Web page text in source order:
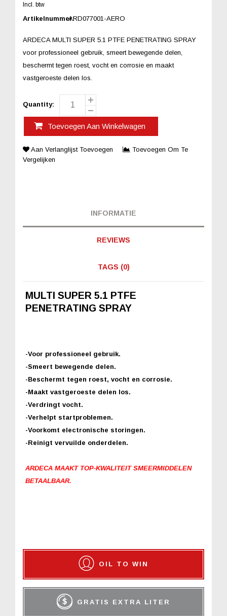
Incl. btw
Artikelnummer:ARD077001-AERO
ARDECA MULTI SUPER 5.1 PTFE PENETRATING SPRAY
voor professioneel gebruik, smeert bewegende delen,
beschermt tegen roest, vocht en corrosie en maakt
vastgeroeste delen los.
Quantity:
Toevoegen Aan Winkelwagen
Aan Verlanglijst Toevoegen
Toevoegen Om Te
Vergelijken
INFORMATIE
REVIEWS
TAGS (0)
MULTI SUPER 5.1 PTFE
PENETRATING SPRAY
-Voor professioneel gebruik.
-Smeert bewegende delen.
-Beschermt tegen roest, vocht en corrosie.
-Maakt vastgeroeste delen los.
-Verdringt vocht.
-Verhelpt startproblemen.
-Voorkomt electronische storingen.
-Reinigt vervuilde onderdelen.
ARDECA MAAKT TOP-KWALITEIT SMEERMIDDELEN
BETAALBAAR.
OIL TO WIN
GRATIS EXTRA LITER